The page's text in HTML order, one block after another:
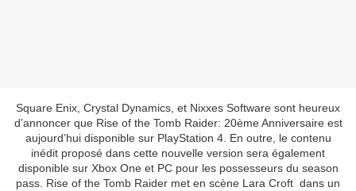
Square Enix, Crystal Dynamics, et Nixxes Software sont heureux
d’annoncer que Rise of the Tomb Raider: 20ème Anniversaire est
aujourd’hui disponible sur PlayStation 4. En outre, le contenu
inédit proposé dans cette nouvelle version sera également
disponible sur Xbox One et PC pour les possesseurs du season
pass. Rise of the Tomb Raider met en scène Lara Croft dans un